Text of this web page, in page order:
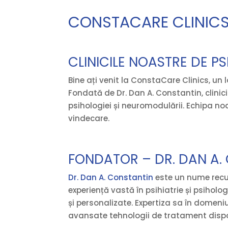
CONSTACARE
CLINICILE NOASTRE DE
Bine ați venit la ConstaCare Clinics,
Fondată de Dr. Dan A. Constantin,
psihologiei și neuromodulării. Echipa
vindecare.
FONDATOR – DR. DAN A.
Dr. Dan A. Constantin este un nume
experiență vastă în psihiatrie și
și personalizate. Expertiza sa în
avansate tehnologii de tratament